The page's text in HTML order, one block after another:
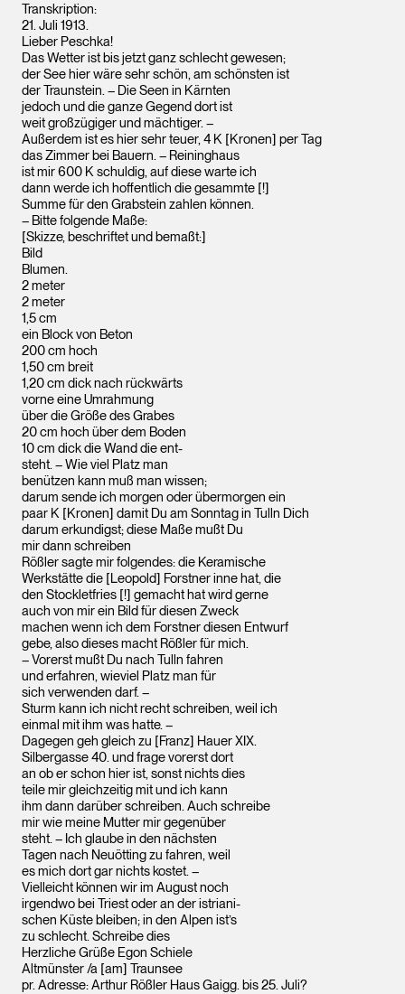
Leopold Museum,
Wien
Transkription:
21. Juli 1913.
Lieber Peschka!
Das Wetter ist bis jetzt ganz schlecht gewesen;
der See hier wäre sehr schön, am schönsten ist
der Traunstein. – Die Seen in Kärnten
jedoch und die ganze Gegend dort ist
weit großzügiger und mächtiger. –
Außerdem ist es hier sehr teuer, 4 K [Kronen] per Tag
das Zimmer bei Bauern. – Reininghaus
ist mir 600 K schuldig, auf diese warte ich
dann werde ich hoffentlich die gesammte [!]
Summe für den Grabstein zahlen können.
– Bitte folgende Maße:
[Skizze, beschriftet und bemaßt:]
Bild
Blumen.
2 meter
2 meter
1,5 cm
ein Block von Beton
200 cm hoch
1,50 cm breit
1,20 cm dick nach rückwärts
vorne eine Umrahmung
über die Größe des Grabes
20 cm hoch über dem Boden
10 cm dick die Wand die ent-
steht. – Wie viel Platz man
benützen kann muß man wissen;
darum sende ich morgen oder übermorgen ein
paar K [Kronen] damit Du am Sonntag in Tulln Dich
darum erkundigst; diese Maße mußt Du
mir dann schreiben
Rößler sagte mir folgendes: die Keramische
Werkstätte die [Leopold] Forstner inne hat, die
den Stockletfries [!] gemacht hat wird gerne
auch von mir ein Bild für diesen Zweck
machen wenn ich dem Forstner diesen Entwurf
gebe, also dieses macht Rößler für mich.
– Vorerst mußt Du nach Tulln fahren
und erfahren, wieviel Platz man für
sich verwenden darf. –
Sturm kann ich nicht recht schreiben, weil ich
einmal mit ihm was hatte. –
Dagegen geh gleich zu [Franz] Hauer XIX.
Silbergasse 40. und frage vorerst dort
an ob er schon hier ist, sonst nichts dies
teile mir gleichzeitig mit und ich kann
ihm dann darüber schreiben. Auch schreibe
mir wie meine Mutter mir gegenüber
steht. – Ich glaube in den nächsten
Tagen nach Neuötting zu fahren, weil
es mich dort gar nichts kostet. –
Vielleicht können wir im August noch
irgendwo bei Triest oder an der istriani-
schen Küste bleiben; in den Alpen ist’s
zu schlecht. Schreibe dies
Herzliche Grüße Egon Schiele
Altmünster /a [am] Traunsee
pr. Adresse: Arthur Rößler Haus Gaigg. bis 25. Juli?